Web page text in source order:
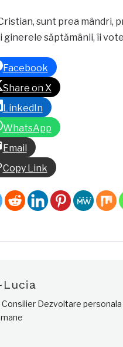
sunt prea mândri,
ginerele săptămânii, îi
Facebook
Share on X
LinkedIn
WhatsApp
Email
Copy Link
Lucia
Dezvoltare